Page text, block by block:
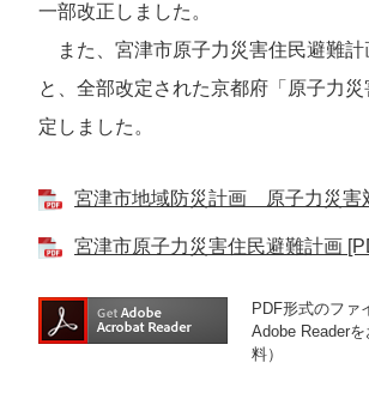
一部改正しました。
また、宮津市原子力災害住民避難
と、全部改定された京都府「原子力
定しました。
宮津市地域防災計画 原子力災害
宮津市原子力災害住民避難計画
PDF形式のファ
Adobe Reader
料）